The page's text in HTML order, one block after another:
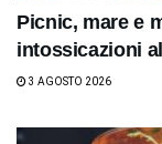
Picnic, mare e
intossicazioni
3 AGOSTO 2026